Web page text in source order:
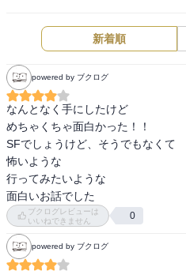
新着順
powered by ブクログ
なんとなく手にしたけど
めちゃくちゃ面白かった！！
SFでしょうけど、そうでもなくて
怖いような
行ってみたいような
面白いお話でした
ブクログレビューは
いいねできません
0
powered by ブクログ